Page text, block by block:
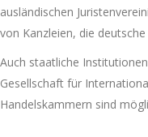
ausländischen
von Kanzleien, die
Auch staatliche
Gesellschaft für
Handelskammern sind